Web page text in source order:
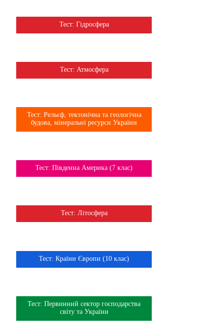
Тест: Гідросфера
Тест: Атмосфера
Тема
8 класТест: Рельєф, тектонічна та геологічна
будова, мінеральні ресурси України
Тема
Тест: Південна Америка (7 клас)
Тест: Літосфера
ТемаТест: Країни Європи (10 клас)
Тема
9 класТест: Первинний сектор господарства
світу та України